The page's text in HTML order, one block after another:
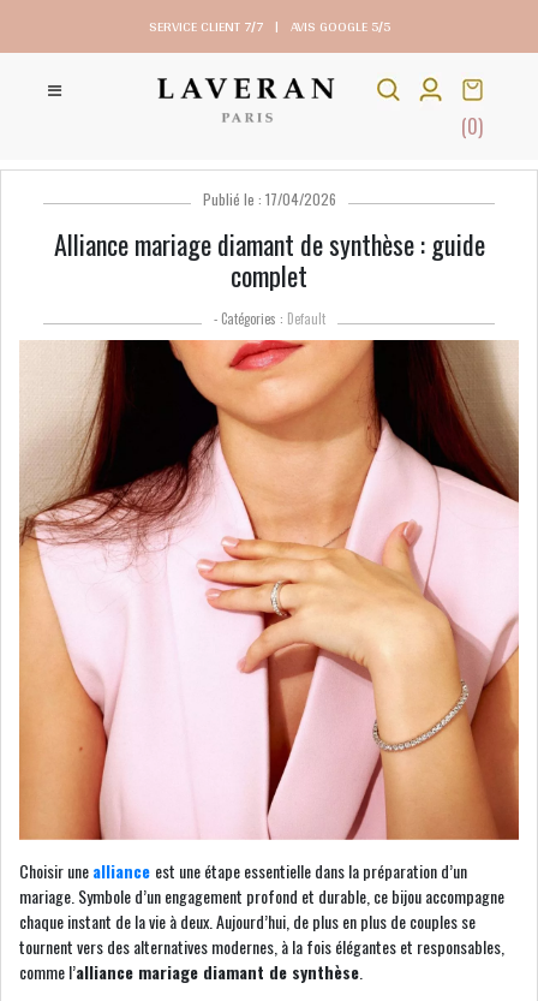
SERVICE CLIENT 7/7 | AVIS GOOGLE 5/5
(0)
Publié le : 17/04/2026
Alliance mariage diamant de synthèse : guide
complet
- Catégories : Default
Choisir unealliance est une étape essentielle dans la préparation d’un
mariage. Symbole d’un engagement profond et durable, ce bijou accompagne
chaque instant de la vie à deux. Aujourd’hui, de plus en plus de couples se
tournent vers des alternatives modernes, à la fois élégantes et responsables,
comme l’alliance mariage diamant de synthèse